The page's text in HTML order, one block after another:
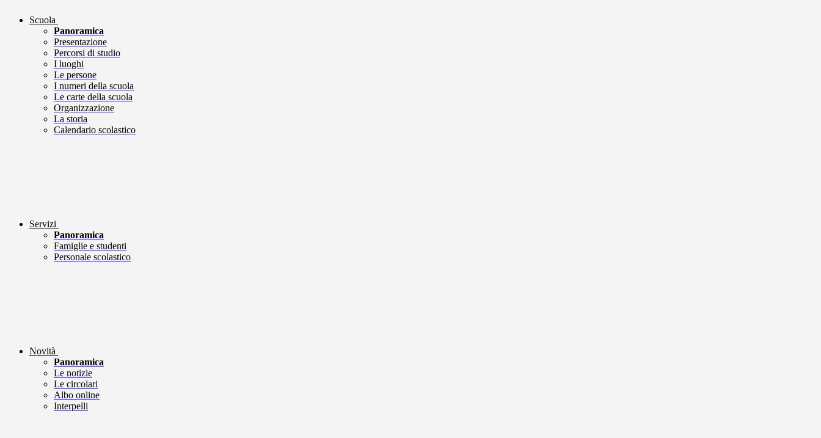
Scuola
Panoramica
Presentazione
Percorsi di studio
I luoghi
Le persone
I numeri della scuola
Le carte della scuola
Organizzazione
La storia
Calendario scolastico
Servizi
Panoramica
Famiglie e studenti
Personale scolastico
Novità
Panoramica
Le notizie
Le circolari
Albo online
Interpelli